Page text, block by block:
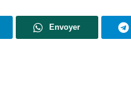
Envoyer